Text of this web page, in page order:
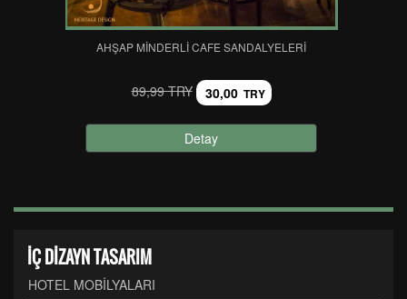
AHŞAP MINDERLI CAFE SANDALYELERI
89,99 TRY 30,00 TRY
Detay
İÇ DİZAYN TASARIM
HOTEL MOBİLYALARI